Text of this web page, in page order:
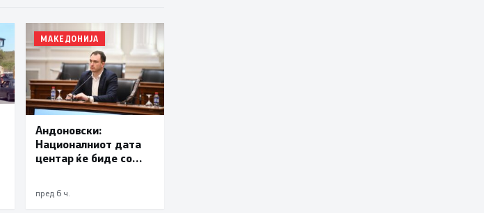
МАКЕДОНИЈА
Андоновски:
Националниот дата
центар ќе биде со
исклучиво за
пред 6 ч.